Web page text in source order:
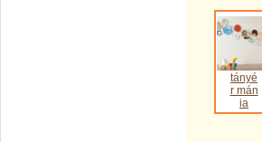
tányé
r mán
ia